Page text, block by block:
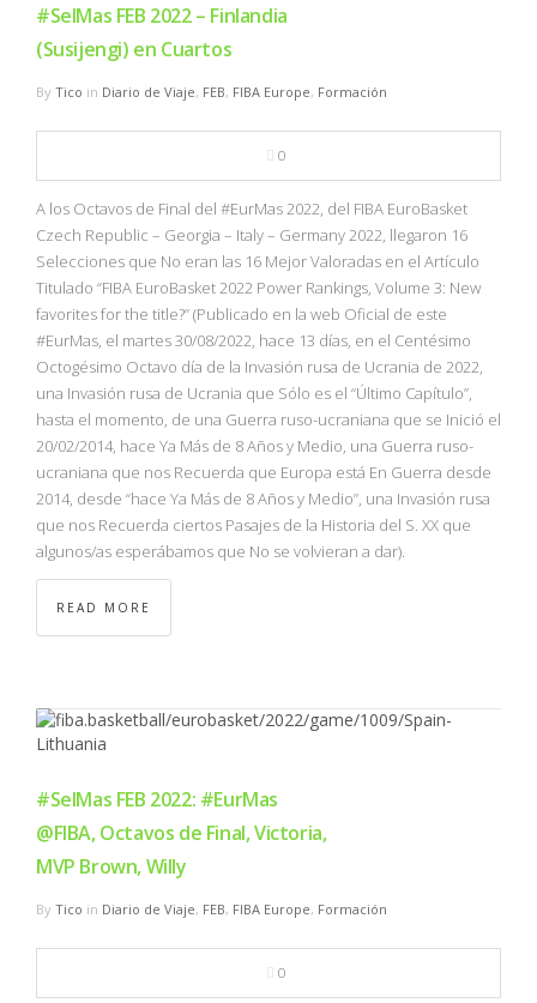
#SelMas FEB 2022 – Finlandia
(Susijengi) en Cuartos
By Tico in Diario de Viaje, FEB, FIBA Europe, Formación
0
A los Octavos de Final del #EurMas 2022, del FIBA EuroBasket
Czech Republic – Georgia – Italy – Germany 2022, llegaron 16
Selecciones que No eran las 16 Mejor Valoradas en el Artículo
Titulado “FIBA EuroBasket 2022 Power Rankings, Volume 3: New
favorites for the title?” (Publicado en la web Oficial de este
#EurMas, el martes 30/08/2022, hace 13 días, en el Centésimo
Octogésimo Octavo día de la Invasión rusa de Ucrania de 2022,
una Invasión rusa de Ucrania que Sólo es el “Último Capítulo”,
hasta el momento, de una Guerra ruso-ucraniana que se Inició el
20/02/2014, hace Ya Más de 8 Años y Medio, una Guerra ruso-
ucraniana que nos Recuerda que Europa está En Guerra desde
2014, desde “hace Ya Más de 8 Años y Medio”, una Invasión rusa
que nos Recuerda ciertos Pasajes de la Historia del S. XX que
algunos/as esperábamos que No se volvieran a dar).
READ MORE
#SelMas FEB 2022: #EurMas
@FIBA, Octavos de Final, Victoria,
MVP Brown, Willy
By Tico in Diario de Viaje, FEB, FIBA Europe, Formación
0